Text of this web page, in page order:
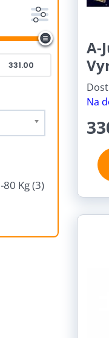
80 Kg (3)
A-
Na